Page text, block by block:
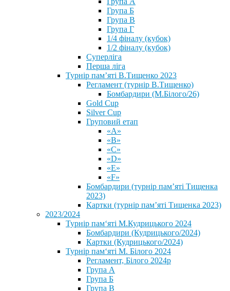
Група Б
Група В
Група Г
1/4 фіналу (кубок)
1/2 фіналу (кубок)
Суперліга
Перша ліга
Турнір пам’яті В.Тищенко 2023
Регламент (турнір В.Тищенко)
Бомбардири (М.Білого/26)
Gold Cup
Silver Cup
Груповий етап
«А»
«В»
«С»
«D»
«Е»
«F»
Бомбардири (турнір пам’яті Тищенка
2023)
Картки (турнір пам’яті Тищенка 2023)
2023/2024
⁨Турнір пам‘яті М.Кудрицького 2024
Бомбардири (Кудрицького/2024)
Картки (Кудрицького/2024)
⁨Турнір пам‘яті М. Білого 2024⁩
Регламент, Білого 2024р
Група А
Група Б
Група В